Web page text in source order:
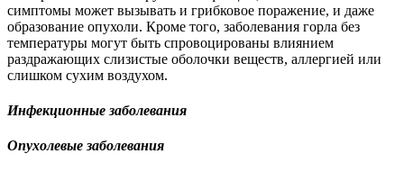
симптомы может вызывать и грибковое поражение, и даже
образование опухоли. Кроме того, заболевания горла без
температуры могут быть спровоцированы влиянием
раздражающих слизистые оболочки веществ, аллергией или
слишком сухим воздухом.
Инфекционные заболевания
Опухолевые заболевания